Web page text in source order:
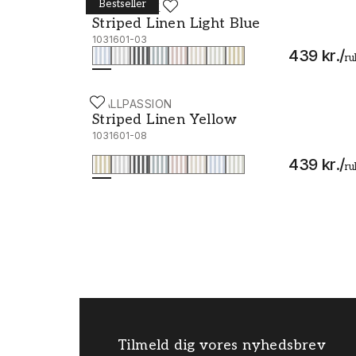
Bestseller
WALLPASSION
Striped Linen Light Blue
1031601-03
439 kr./
Striped Linen Light Blue - 1031601-03
WALLPASSION
Striped Linen Yellow
1031601-08
439 kr./
Striped Linen Yellow - 1031601-08
Tilmeld dig vores nyhedsbrev